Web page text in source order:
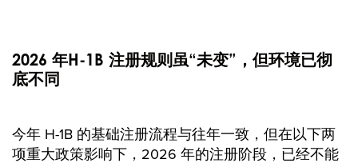
2026 年H-1B 注册规则虽“未变”，但环境已彻
底不同
今年 H-1B 的基础注册流程与往年一致，但在以下两
项重大政策影响下，2026 年的注册阶段，已经不能